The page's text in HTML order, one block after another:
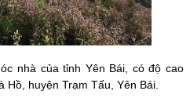
nhà của tỉnh Yên Bái, có độ cao
Hồ, huyện Trạm Tấu, Yên Bái.